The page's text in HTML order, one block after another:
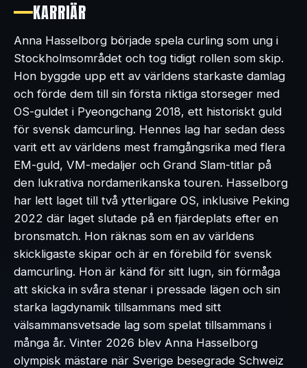
KARRIÄR
Anna Hasselborg började spela curling som ung i
Stockholmsområdet och tog tidigt rollen som skip.
Hon byggde upp ett av världens starkaste damlag
och förde dem till sin första riktiga storseger med
OS-guldet i Pyeongchang 2018, ett historiskt guld
för svensk damcurling. Hennes lag har sedan dess
varit ett av världens mest framgångsrika med flera
EM-guld, VM-medaljer och Grand Slam-titlar på
den lukrativa nordamerikanska touren. Hasselborg
har lett laget till två ytterligare OS, inklusive Peking
2022 där laget slutade på en fjärdeplats efter en
bronsmatch. Hon räknas som en av världens
skickligaste skipar och är en förebild för svensk
damcurling. Hon är känd för sitt lugn, sin förmåga
att skicka in svåra stenar i pressade lägen och sin
starka lagdynamik tillsammans med sitt
välsammansvetsade lag som spelat tillsammans i
många år. Vinter 2026 blev Anna Hasselborg
olympisk mästare när Sverige besegrade Schweiz